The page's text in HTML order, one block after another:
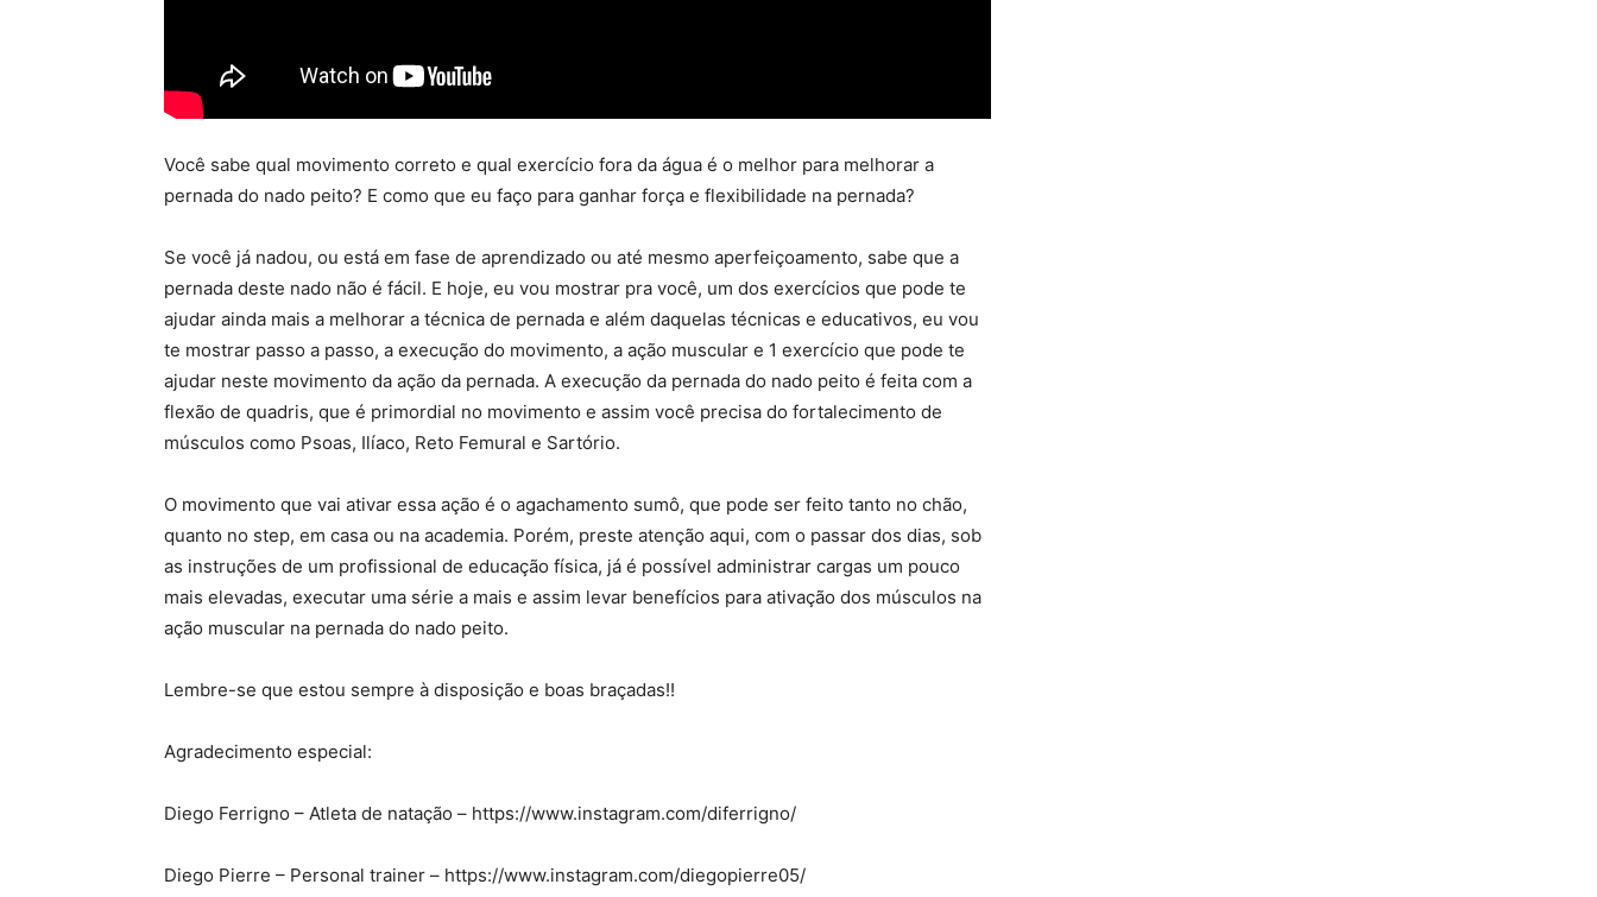
Você sabe qual movimento correto e qual exercício fora da água é o melhor para melhorar a
pernada do nado peito? E como que eu faço para ganhar força e flexibilidade na pernada?
Se você já nadou, ou está em fase de aprendizado ou até mesmo aperfeiçoamento, sabe que a
pernada deste nado não é fácil. E hoje, eu vou mostrar pra você, um dos exercícios que pode te
ajudar ainda mais a melhorar a técnica de pernada e além daquelas técnicas e educativos, eu vou
te mostrar passo a passo, a execução do movimento, a ação muscular e 1 exercício que pode te
ajudar neste movimento da ação da pernada. A execução da pernada do nado peito é feita com a
flexão de quadris, que é primordial no movimento e assim você precisa do fortalecimento de
músculos como Psoas, Ilíaco, Reto Femural e Sartório.
O movimento que vai ativar essa ação é o agachamento sumô, que pode ser feito tanto no chão,
quanto no step, em casa ou na academia. Porém, preste atenção aqui, com o passar dos dias, sob
as instruções de um profissional de educação física, já é possível administrar cargas um pouco
mais elevadas, executar uma série a mais e assim levar benefícios para ativação dos músculos na
ação muscular na pernada do nado peito.
Lembre-se que estou sempre à disposição e boas braçadas!!
Agradecimento especial:
Diego Ferrigno – Atleta de natação – https://www.instagram.com/diferrigno/
Diego Pierre – Personal trainer – https://www.instagram.com/diegopierre05/